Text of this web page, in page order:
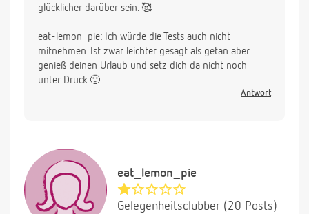
glücklicher darüber sein. 🥰
eat-lemon_pie: Ich würde die Tests auch nicht
mitnehmen. Ist zwar leichter gesagt als getan aber
genieß deinen Urlaub und setz dich da nicht noch
unter Druck.🙂
Antwort
eat_lemon_pie
Gelegenheitsclubber (20 Posts)